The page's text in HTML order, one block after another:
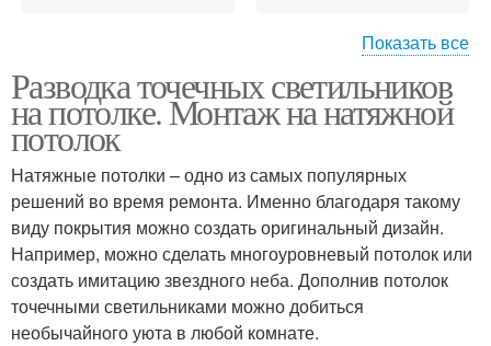
светильники
светильники
Показать все
Разводка точечных светильников
на потолке. Монтаж на натяжной
потолок
Натяжные потолки – одно из самых популярных
решений во время ремонта. Именно благодаря такому
виду покрытия можно создать оригинальный дизайн.
Например, можно сделать многоуровневый потолок или
создать имитацию звездного неба. Дополнив потолок
точечными светильниками можно добиться
необычайного уюта в любой комнате.